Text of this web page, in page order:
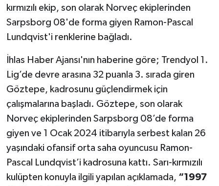
kırmızılı ekip, son olarak Norveç ekiplerinden
Sarpsborg 08'de forma giyen Ramon-Pascal
Lundqvist'i renklerine bağladı.
İhlas Haber Ajansı'nın haberine göre; Trendyol 1.
Lig’de devre arasına 32 puanla 3. sırada giren
Göztepe, kadrosunu güçlendirmek için
çalışmalarına başladı. Göztepe, son olarak
Norveç ekiplerinden Sarpsborg 08’de forma
giyen ve 1 Ocak 2024 itibarıyla serbest kalan 26
yaşındaki ofansif orta saha oyuncusu Ramon-
Pascal Lundqvist’i kadrosuna kattı. Sarı-kırmızılı
kulüpten konuyla ilgili yapılan açıklamada, “1997